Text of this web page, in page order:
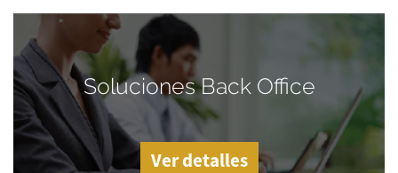
Soluciones Back Office
Ver detalles